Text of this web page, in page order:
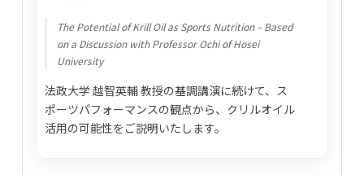
The Potential of Krill Oil as Sports Nutrition – Based
on a Discussion with Professor Ochi of Hosei
University
法政大学 越智英輔 教授の基調講演に続けて、ス
ポーツパフォーマンスの観点から、クリルオイル
活用の可能性をご説明いたします。